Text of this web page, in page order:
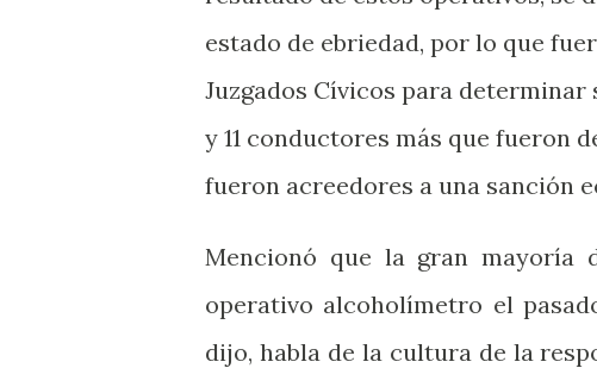
estado de ebriedad, por lo que
Juzgados Cívicos para
y 11 conductores más que fueron
fueron acreedores a una sanción
Mencionó que la gran mayoría
operativo alcoholímetro el
dijo, habla de la cultura de la